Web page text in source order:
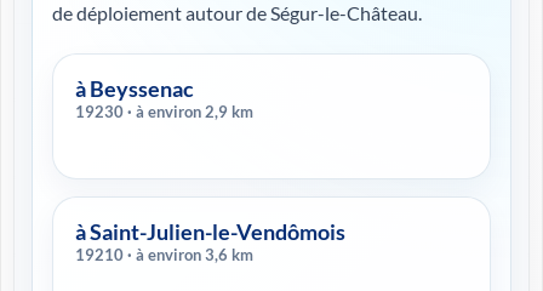
de déploiement autour de Ségur-le-Château.
à Beyssenac
19230 · à environ 2,9 km
à Saint-Julien-le-Vendômois
19210 · à environ 3,6 km